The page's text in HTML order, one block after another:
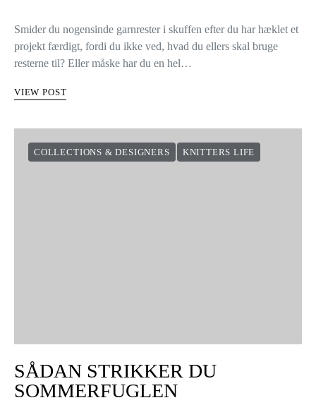
Smider du nogensinde garnrester i skuffen efter du har hæklet et
projekt færdigt, fordi du ikke ved, hvad du ellers skal bruge
resterne til? Eller måske har du en hel…
VIEW POST
COLLECTIONS & DESIGNERS KNITTERS LIFE
SÅDAN STRIKKER DU
SOMMERFUGLEN